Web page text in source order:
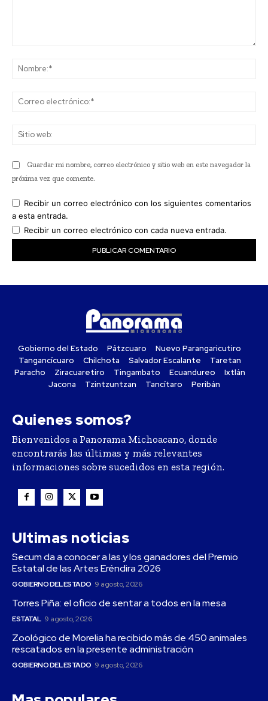
Guardar mi nombre, correo electrónico y sitio web en este navegador la
próxima vez que comente.
Recibir un correo electrónico con los siguientes comentarios
a esta entrada.
Recibir un correo electrónico con cada nueva entrada.
Gobierno del Estado Pátzcuaro
Nuevo Parangaricutiro
Tangancícuaro
Chilchota Salvador Escalante
Taretan
Paracho
Ziracuaretiro Tingambato Ecuandureo
Ixtlán
Jacona
Tzintzuntzan Tancítaro Peribán
Quienes somos?
Bienvenidos a Panorama Michoacano, donde
encontrarás las últimas y más relevantes
informaciones sobre sucedidos en esta región.
Ultimas noticias
Secum da a conocer a las y los ganadores del Premio
Estatal de las Artes Eréndira 2026
GOBIERNO DEL ESTADO 9 agosto, 2026
Torres Piña: el oficio de sentar a todos en la mesa
ESTATAL 9 agosto, 2026
Zoológico de Morelia ha recibido más de 450 animales
rescatados en la presente administración
GOBIERNO DEL ESTADO 9 agosto, 2026